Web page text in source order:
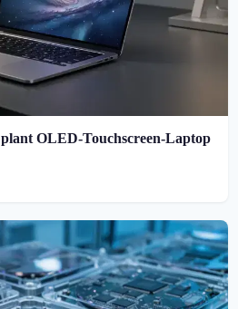
OLED-Touchscreen-Laptop